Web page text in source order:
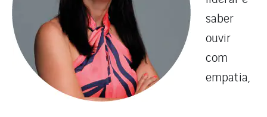
saber
ouvir
com
empatia,